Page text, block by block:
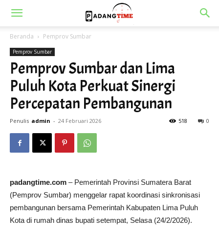
Beranda Pemprov Sumbar
Pemprov Sumbar
Pemprov Sumbar dan Lima
Puluh Kota Perkuat Sinergi
Percepatan Pembangunan
Penulis admin - 24 Februari 2026 0
518
padangtime.com – Pemerintah Provinsi Sumatera Barat
(Pemprov Sumbar) menggelar rapat koordinasi sinkronisasi
pembangunan bersama Pemerintah Kabupaten Lima Puluh
Kota di rumah dinas bupati setempat, Selasa (24/2/2026).